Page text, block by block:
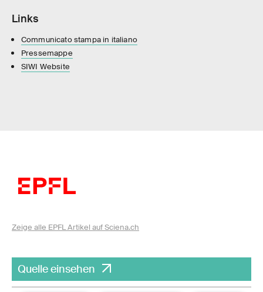
Links
Communicato stampa in italiano
Pressemappe
SIWI Website
Zeige alle EPFL Artikel auf Sciena.ch
Quelle einsehen